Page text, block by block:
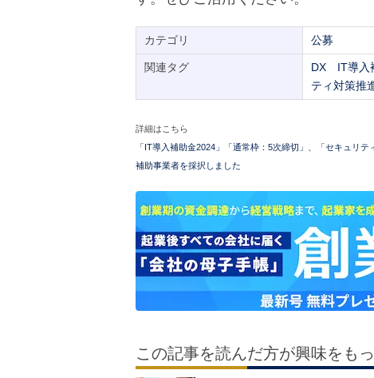
カテゴリ 公募
関連タグ DX IT導入
ティ対策推
詳細はこちら
「IT導入補助金2024」「通常枠：5次締切」、「セキュリ
補助事業者を採択しました
この記事を読んだ方が興味をも